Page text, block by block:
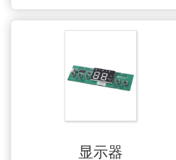
显示器